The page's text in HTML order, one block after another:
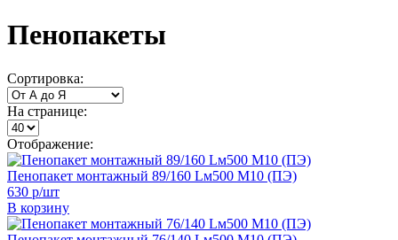
Пенопакеты
Сортировка:
На странице:
Отображение:
Пенопакет монтажный 89/160 Lм500 М10 (ПЭ)
630 р/шт
В корзину